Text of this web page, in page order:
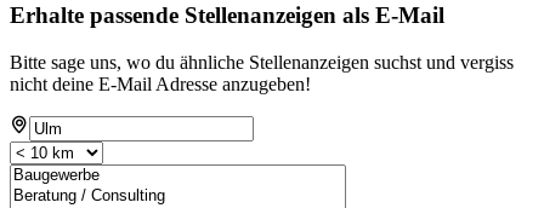
Erhalte passende Stellenanzeigen als E-Mail
Bitte sage uns, wo du ähnliche Stellenanzeigen suchst und vergiss
nicht deine E-Mail Adresse anzugeben!